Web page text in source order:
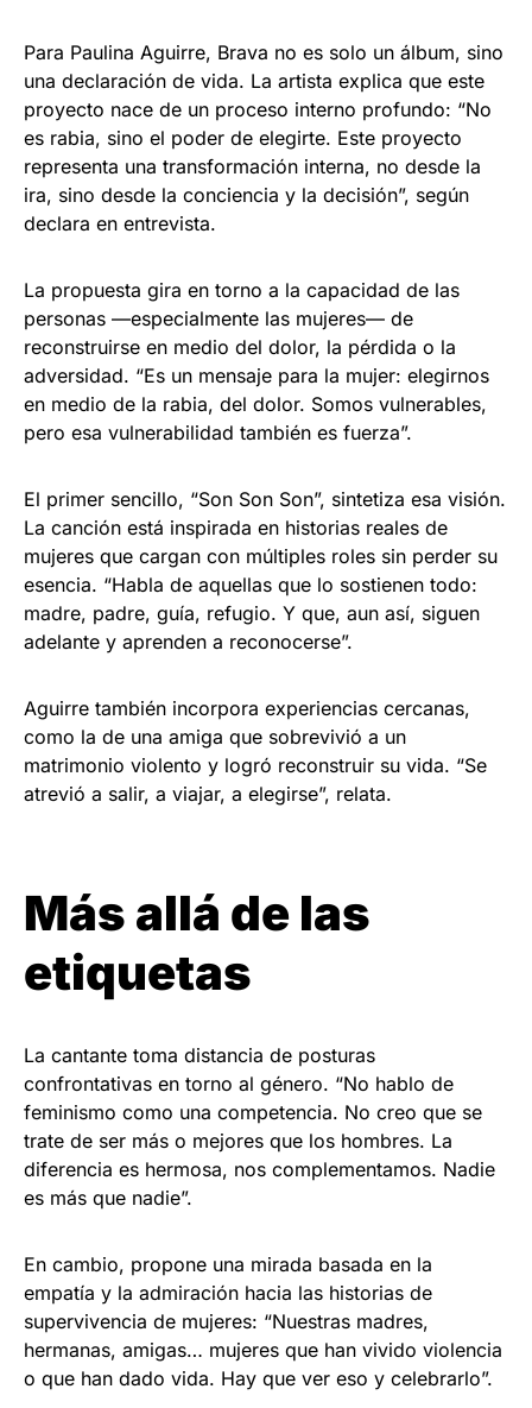
Para Paulina Aguirre, Brava no es solo un álbum, sino
una declaración de vida. La artista explica que este
proyecto nace de un proceso interno profundo: “No
es rabia, sino el poder de elegirte. Este proyecto
representa una transformación interna, no desde la
ira, sino desde la conciencia y la decisión”, según
declara en entrevista.
La propuesta gira en torno a la capacidad de las
personas —especialmente las mujeres— de
reconstruirse en medio del dolor, la pérdida o la
adversidad. “Es un mensaje para la mujer: elegirnos
en medio de la rabia, del dolor. Somos vulnerables,
pero esa vulnerabilidad también es fuerza”.
El primer sencillo, “Son Son Son”, sintetiza esa visión.
La canción está inspirada en historias reales de
mujeres que cargan con múltiples roles sin perder su
esencia. “Habla de aquellas que lo sostienen todo:
madre, padre, guía, refugio. Y que, aun así, siguen
adelante y aprenden a reconocerse”.
Aguirre también incorpora experiencias cercanas,
como la de una amiga que sobrevivió a un
matrimonio violento y logró reconstruir su vida. “Se
atrevió a salir, a viajar, a elegirse”, relata.
Más allá de las
etiquetas
La cantante toma distancia de posturas
confrontativas en torno al género. “No hablo de
feminismo como una competencia. No creo que se
trate de ser más o mejores que los hombres. La
diferencia es hermosa, nos complementamos. Nadie
es más que nadie”.
En cambio, propone una mirada basada en la
empatía y la admiración hacia las historias de
supervivencia de mujeres: “Nuestras madres,
hermanas, amigas… mujeres que han vivido violencia
o que han dado vida. Hay que ver eso y celebrarlo”.